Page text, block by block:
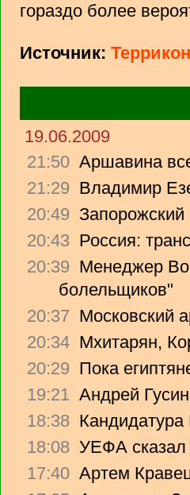
гораздо более
Источник: Террикон
19.06.2009
21:50 Аршавина
21:29 Владимир
20:49 Запорожский
20:43 Россия:
20:39 Менеджер
болельщиков"
20:37 Московский
20:34 Мхитарян,
20:29 Пока
19:21 Андрей
18:38 Кандидатура
18:08 УЕФА сказал
17:40 Артем